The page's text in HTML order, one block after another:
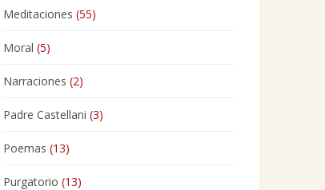
Meditaciones (55)
Moral (5)
Narraciones (2)
Padre Castellani (3)
Poemas (13)
Purgatorio (13)